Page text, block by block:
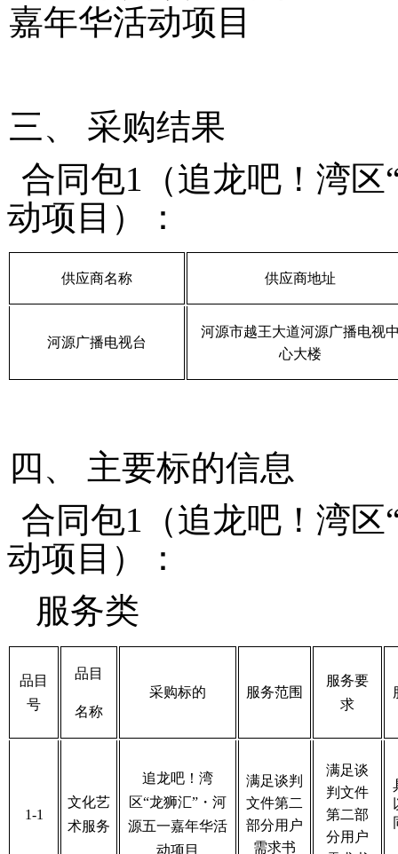
嘉年华活动项目
三、 采购结果
合同包1（追龙吧！湾区
动项目 ）：
供应商名称 供应商地址
河源广播电视台
河源市越王大道河源广播电视
心大楼
四、 主要标的信息
合同包1（追龙吧！湾区
动项目 ）：
服务类
品目
号
品目
名称
采购标的 服务范围
服务要
求
1-1
文化艺
术服务
追龙吧！湾
区“龙狮汇”・河
源五一嘉年华活
动项目
满足谈判
文件第二
部分用户
需求书
满足谈
判文件
第二部
分用户